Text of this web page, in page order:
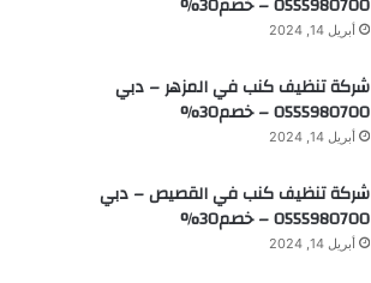
أبريل 14, 2024
شركة تنظيف كنب في المزهر – دبي
0555980700 – خصم30%
أبريل 14, 2024
شركة تنظيف كنب في القصيص – دبي
0555980700 – خصم30%
أبريل 14, 2024